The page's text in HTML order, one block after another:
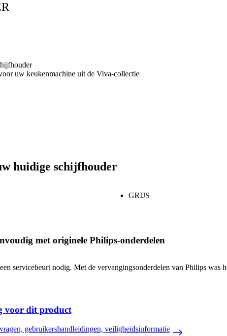
uw keukenmachine uit de Viva-collectie
huidige schijfhouder
GRIJS
met originele Philips-onderdelen
servicebeurt nodig. Met de vervangingsonderdelen van Philips
voor dit product
gebruikershandleidingen, veiligheidsinformatie